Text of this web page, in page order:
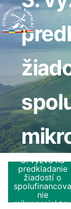
3. výzva na
predkladanie
žiadostí o
spolufinancova
nie